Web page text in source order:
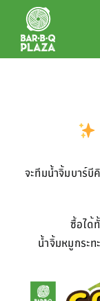
content
จะทีมน้ำจิ้มบาร์บี
ซื้อได้
น้ำจิ้มหมูกระท